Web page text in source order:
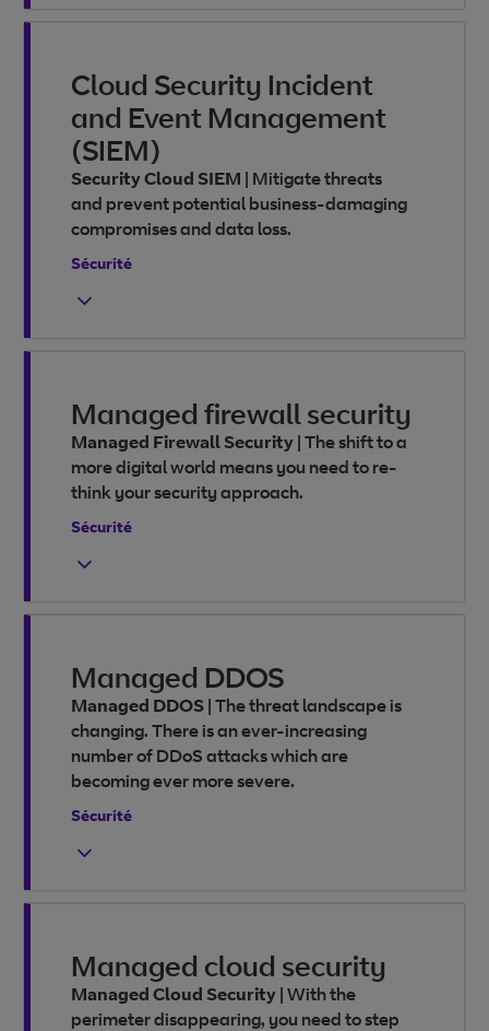
Cloud Security Incident
and Event Management
(SIEM)
Security Cloud SIEM | Mitigate threats
and prevent potential business-damaging
compromises and data loss.
Sécurité
Managed firewall security
Managed Firewall Security | The shift to a
more digital world means you need to re-
think your security approach.
Sécurité
Managed DDOS
Managed DDOS | The threat landscape is
changing. There is an ever-increasing
number of DDoS attacks which are
becoming ever more severe.
Sécurité
Managed cloud security
Managed Cloud Security | With the
perimeter disappearing, you need to step